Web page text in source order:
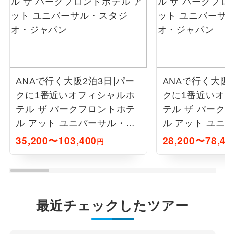
ANAで行く大阪2泊3日|パー
クに1番近いオフィシャルホ
テル ザ パークフロントホテ
ル アット ユニバーサル・ス
タジオ・ジャパン
35,200〜103,400円
ANAで行く大
クに1番近い
テル ザ パー
ル アット ユ
タジオ・ジャ
28,200〜
最近チェックしたツアー